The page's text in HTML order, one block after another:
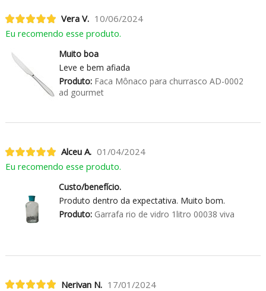
Vera V. 10/06/2024
Eu recomendo esse produto.
Muito boa
Leve e bem afiada
Produto:Faca Mônaco para churrasco AD-0002
ad gourmet
Alceu A. 01/04/2024
Eu recomendo esse produto.
Custo/benefício.
Produto dentro da expectativa. Muito bom.
Produto:Garrafa rio de vidro 1litro 00038 viva
Nerivan N. 17/01/2024